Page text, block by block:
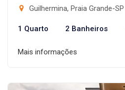
Guilhermina, Praia Grande-SP
1 Quarto 2 Banheiros
Mais informações